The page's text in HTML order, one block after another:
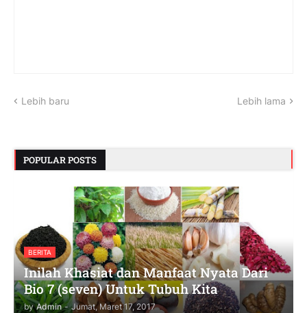
Lebih baru Lebih lama
POPULAR POSTS
BERITA
Inilah Khasiat dan Manfaat Nyata Dari
Bio 7 (seven) Untuk Tubuh Kita
by Admin - Jumat, Maret 17, 2017